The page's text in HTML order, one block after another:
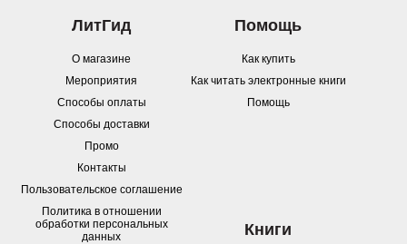
ЛитГид
О магазине
Мероприятия
Способы оплаты
Способы доставки
Промо
Контакты
Пользовательское соглашение
Политика в отношении
обработки персональных
данных
Помощь
Как купить
Как читать электронные книги
Помощь
Книги